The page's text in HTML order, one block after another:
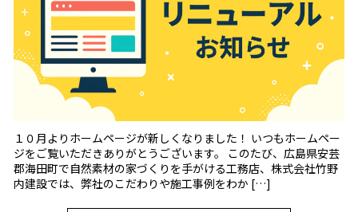
１０月よりホームページが新しくなりました！ いつもホームペー
ジをご覧いただきありがとうございます。 このたび、広島県安芸
郡海田町で自然素材の家づくりを手がける工務店、株式会社竹野
内建設では、弊社のこだわりや施工事例をわか […]